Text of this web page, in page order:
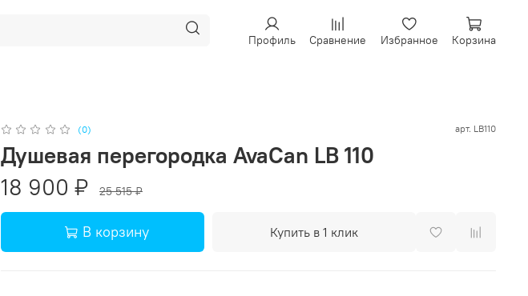
Профиль Сравнение Избранное Корзина
(0) арт. LB110
Душевая перегородка AvaCan LB 110
18 900 ₽
25 515 ₽
В корзину Купить в 1 клик